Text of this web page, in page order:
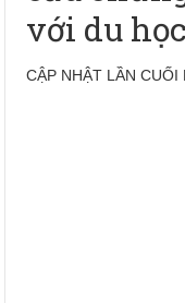
với du
CẬP NHẬT LẦN